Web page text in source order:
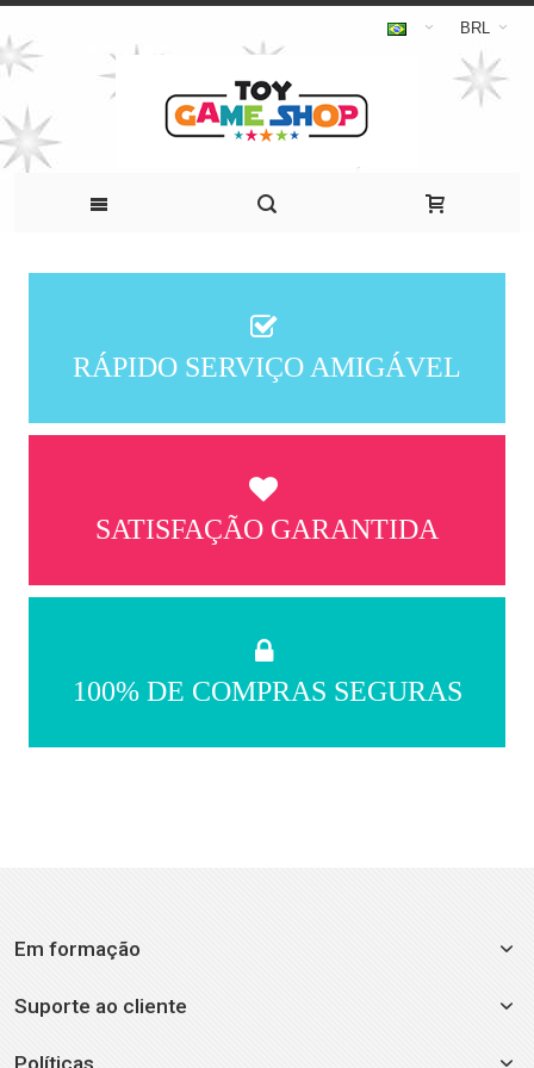
BRL
RÁPIDO SERVIÇO AMIGÁVEL
SATISFAÇÃO GARANTIDA
100% DE COMPRAS SEGURAS
Em formação
Suporte ao cliente